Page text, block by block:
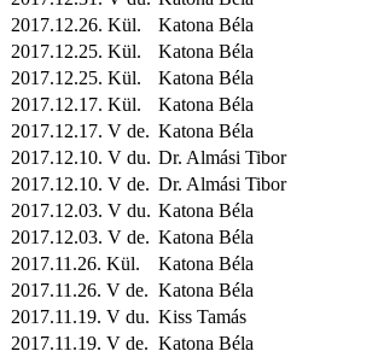
2017.12.26. Kül. Katona Béla
2017.12.25. Kül. Katona Béla
2017.12.25. Kül. Katona Béla
2017.12.17. Kül. Katona Béla
2017.12.17. V de. Katona Béla
2017.12.10. V du. Dr. Almási Tibor
2017.12.10. V de. Dr. Almási Tibor
2017.12.03. V du. Katona Béla
2017.12.03. V de. Katona Béla
2017.11.26. Kül. Katona Béla
2017.11.26. V de. Katona Béla
2017.11.19. V du. Kiss Tamás
2017.11.19. V de. Katona Béla